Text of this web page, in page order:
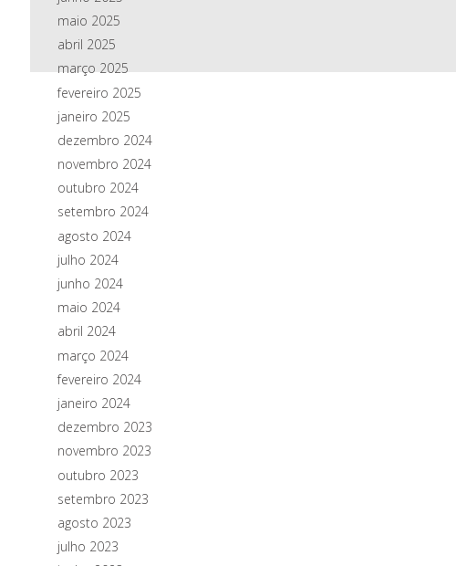
maio 2025
abril 2025
março 2025
fevereiro 2025
janeiro 2025
dezembro 2024
novembro 2024
outubro 2024
setembro 2024
agosto 2024
julho 2024
junho 2024
maio 2024
abril 2024
março 2024
fevereiro 2024
janeiro 2024
dezembro 2023
novembro 2023
outubro 2023
setembro 2023
agosto 2023
julho 2023